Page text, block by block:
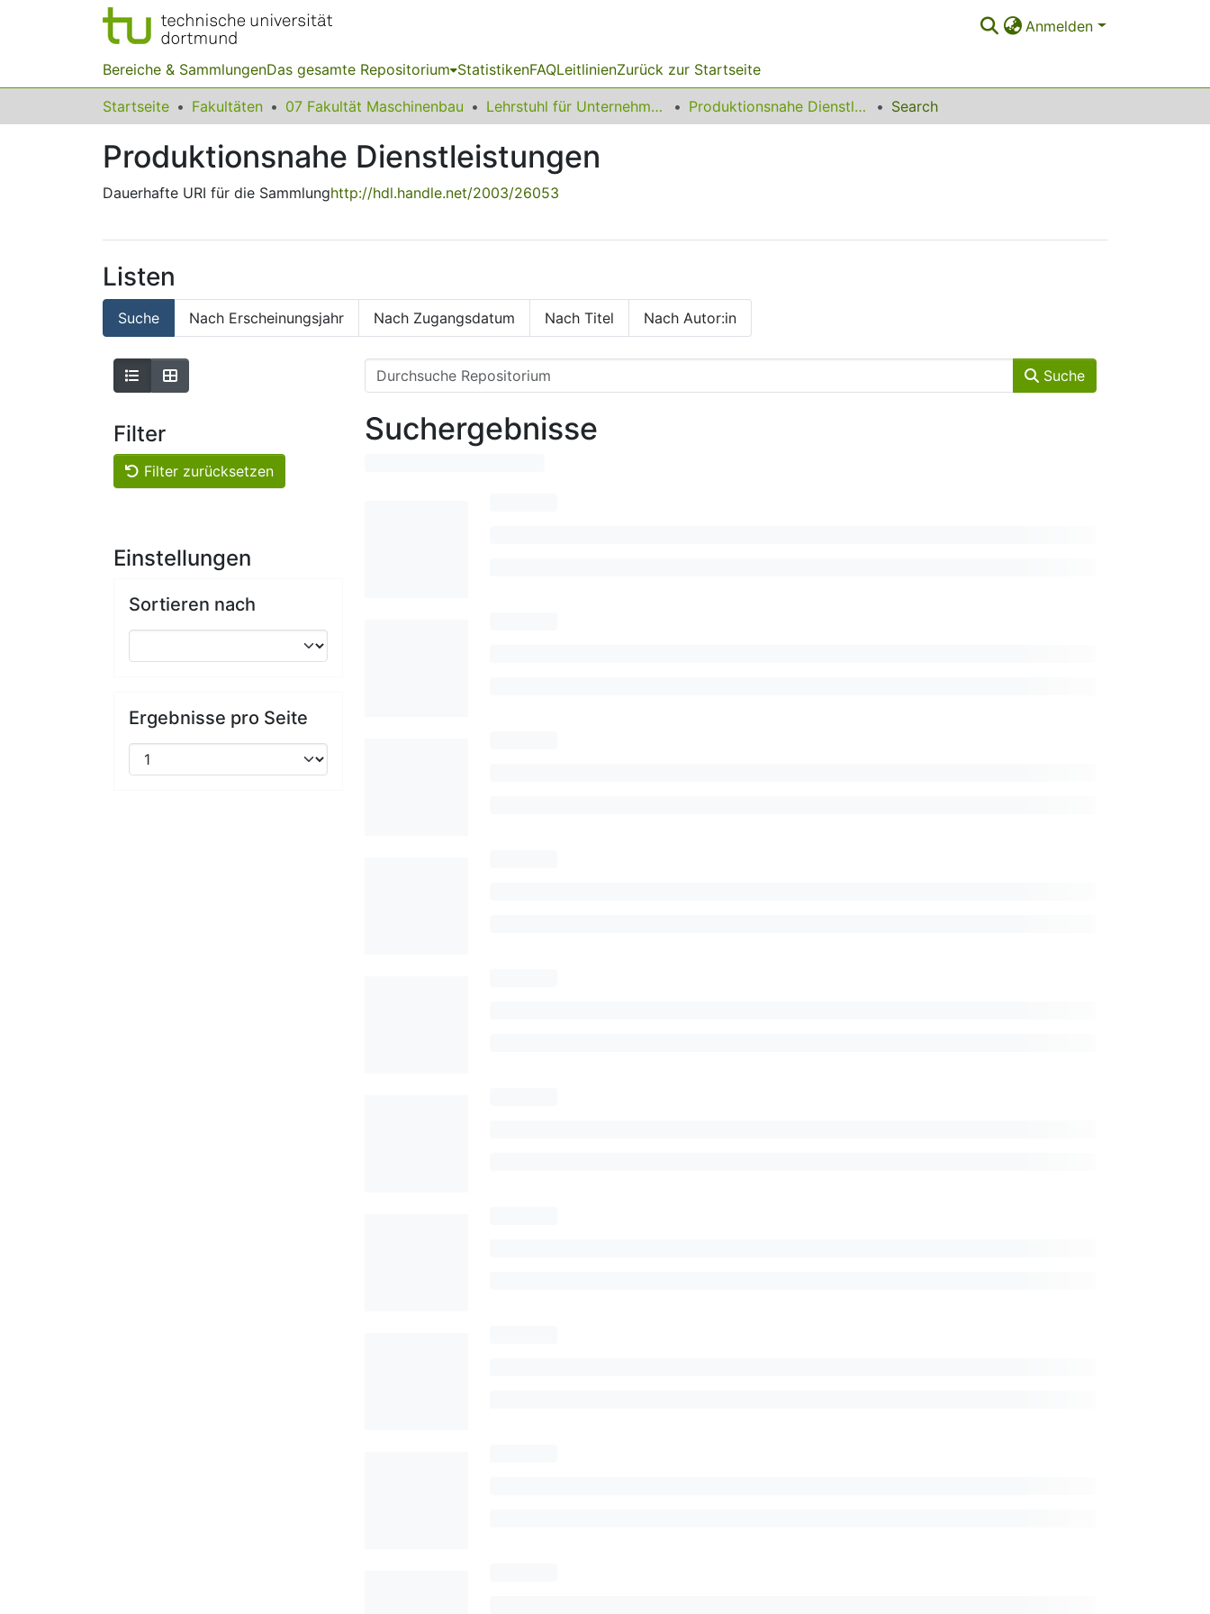
Anmelden
Bereiche & SammlungenDas gesamte Repositorium StatistikenFAQLeitlinienZurück zur Startseite
Startseite Fakultäten 07 Fakultät Maschinenbau Lehrstuhl für Unternehmenslogistik Produktionsnahe Dienstleistungen Search
Produktionsnahe Dienstleistungen
Dauerhafte URI für die Sammlunghttp://hdl.handle.net/2003/26053
Listen
Suche Nach Erscheinungsjahr Nach Zugangsdatum Nach Titel Nach Autor:in
Filter
Filter zurücksetzen
Einstellungen
Sortieren nach
Ergebnisse pro Seite
Suche
Suchergebnisse